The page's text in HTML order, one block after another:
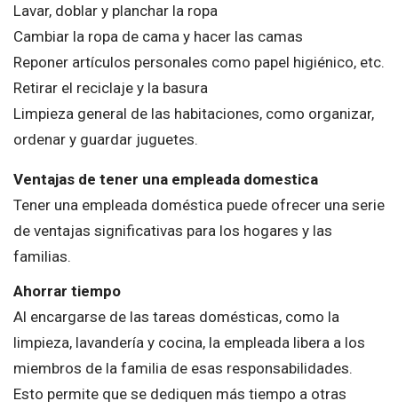
Lavar, doblar y planchar la ropa
Cambiar la ropa de cama y hacer las camas
Reponer artículos personales como papel higiénico, etc.
Retirar el reciclaje y la basura
Limpieza general de las habitaciones, como organizar,
ordenar y guardar juguetes.
Ventajas de tener una empleada domestica
Tener una empleada doméstica puede ofrecer una serie
de ventajas significativas para los hogares y las
familias.
Ahorrar tiempo
Al encargarse de las tareas domésticas, como la
limpieza, lavandería y cocina, la empleada libera a los
miembros de la familia de esas responsabilidades.
Esto permite que se dediquen más tiempo a otras